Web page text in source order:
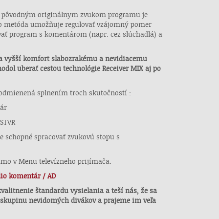
originálnym zvukom programu je
metóda umožňuje regulovať vzájomný pomer
program s komentárom (napr. cez slúchadlá) a
vyšší komfort slabozrakému a nevidiacemu
uberať cestou technológie Receiver MIX aj po
splnením troch skutočností :
spracovať zvukovú stopu s
v Menu televízneho prijímača.
komentár / AD
štandardu vysielania a teší nás, že sa
nevidomých divákov a prajeme im veľa